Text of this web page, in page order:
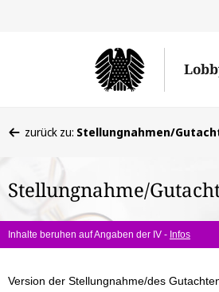
befinden
hier:
zurück zu: Stellungnahmen/
Stellungnahme/
Inhalte beruhen auf Angaben der IV - Infos
Version der Stellungnahme/des